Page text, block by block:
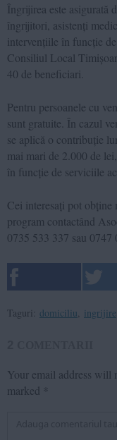
Îngrijirea este asigurată
îngrijitori, asistenți
intervențiile în funcție
Consiliul Local
40 de beneficiari.
Pentru persoanele cu
sunt gratuite. În cazul
se aplică o contribuție
mai mari de 2.000 de
în funcție de serviciile
Cei interesați pot
program contactând
0735 533 337 sau 0747
Taguri: domiciliu ingrijire
Your email address will
marked *